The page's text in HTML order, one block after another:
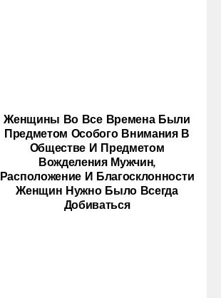
Женщины Во Все Времена Были
Предметом Особого Внимания В
Обществе И Предметом
Вожделения Мужчин,
Расположение И Благосклонности
Женщин Нужно Было Всегда
Добиваться